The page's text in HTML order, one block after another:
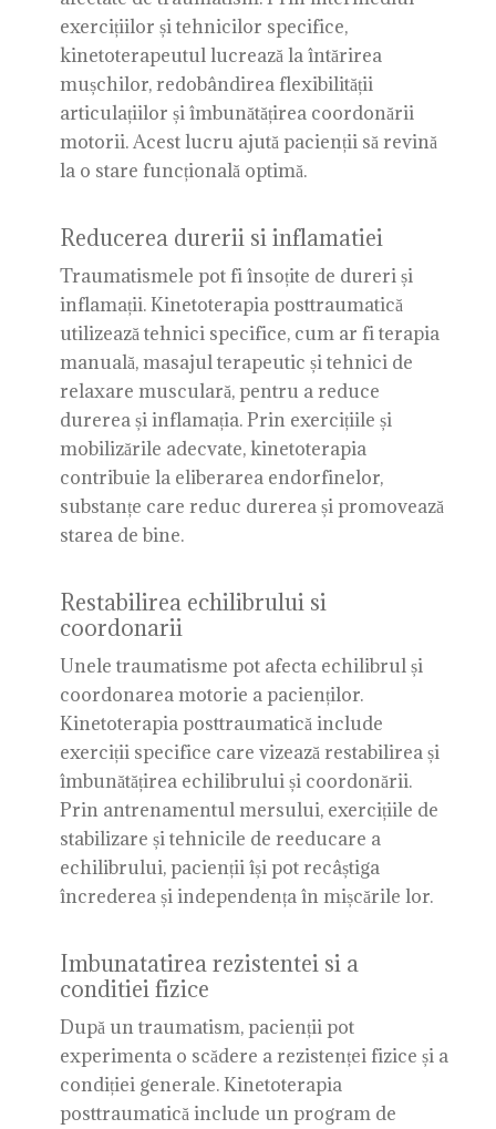
exercițiilor și tehnicilor specifice,
kinetoterapeutul lucrează la întărirea
mușchilor, redobândirea flexibilității
articulațiilor și îmbunătățirea coordonării
motorii. Acest lucru ajută pacienții să revină
la o stare funcțională optimă.
Reducerea durerii si inflamatiei
Traumatismele pot fi însoțite de dureri și
inflamații. Kinetoterapia posttraumatică
utilizează tehnici specifice, cum ar fi terapia
manuală, masajul terapeutic și tehnici de
relaxare musculară, pentru a reduce
durerea și inflamația. Prin exercițiile și
mobilizările adecvate, kinetoterapia
contribuie la eliberarea endorfinelor,
substanțe care reduc durerea și promovează
starea de bine.
Restabilirea echilibrului si
coordonarii
Unele traumatisme pot afecta echilibrul și
coordonarea motorie a pacienților.
Kinetoterapia posttraumatică include
exerciții specifice care vizează restabilirea și
îmbunătățirea echilibrului și coordonării.
Prin antrenamentul mersului, exercițiile de
stabilizare și tehnicile de reeducare a
echilibrului, pacienții își pot recâștiga
încrederea și independența în mișcările lor.
Imbunatatirea rezistentei si a
conditiei fizice
După un traumatism, pacienții pot
experimenta o scădere a rezistenței fizice și a
condiției generale. Kinetoterapia
posttraumatică include un program de